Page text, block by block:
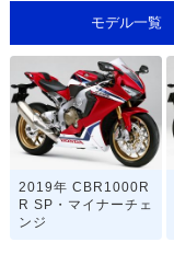
モデル一覧
2019年 CBR1000R
R SP・マイナーチェ
ンジ